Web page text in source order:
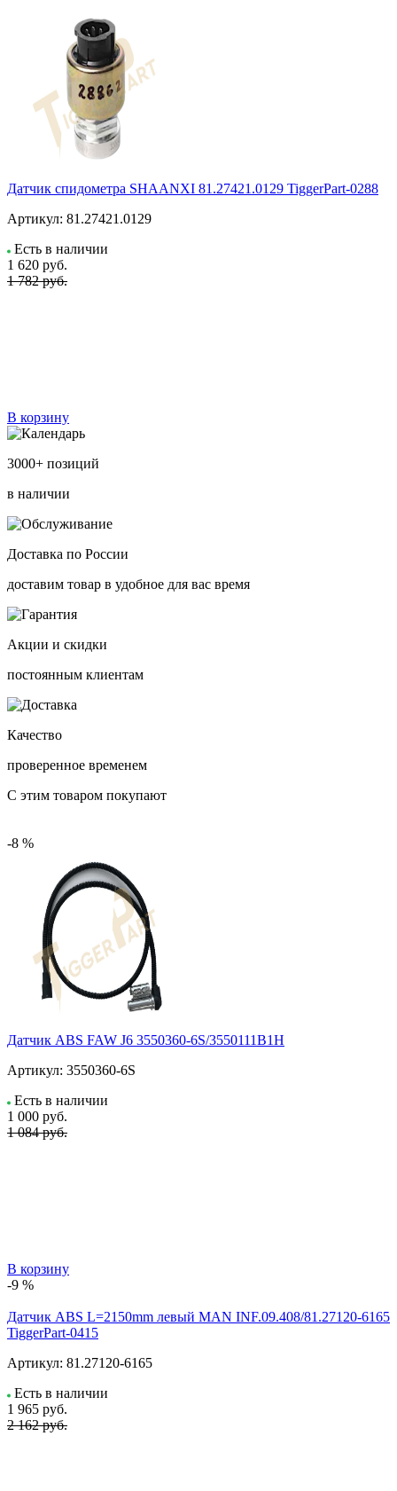
Датчик спидометра SHAANXI 81.27421.0129 TiggerPart-0288
Артикул: 81.27421.0129
Есть в наличии
1 620 руб.
1 782 руб.
В корзину
3000+ позиций
в наличии
Доставка по России
доставим товар в удобное для вас время
Акции и скидки
постоянным клиентам
Качество
проверенное временем
С этим товаром покупают
-8 %
Датчик ABS FAW J6 3550360-6S/3550111B1H
Артикул: 3550360-6S
Есть в наличии
1 000 руб.
1 084 руб.
В корзину
-9 %
Датчик ABS L=2150mm левый MAN INF.09.408/81.27120-6165
TiggerPart-0415
Артикул: 81.27120-6165
Есть в наличии
1 965 руб.
2 162 руб.